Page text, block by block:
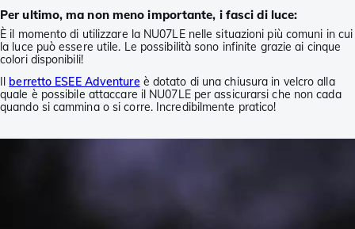
Per ultimo, ma non meno importante, i fasci di luce:
È il momento di utilizzare la NU07LE nelle situazioni più comuni in cui
la luce può essere utile. Le possibilità sono infinite grazie ai cinque
colori disponibili!
Il berretto ESEE Adventure è dotato di una chiusura in velcro alla
quale è possibile attaccare il NU07LE per assicurarsi che non cada
quando si cammina o si corre. Incredibilmente pratico!